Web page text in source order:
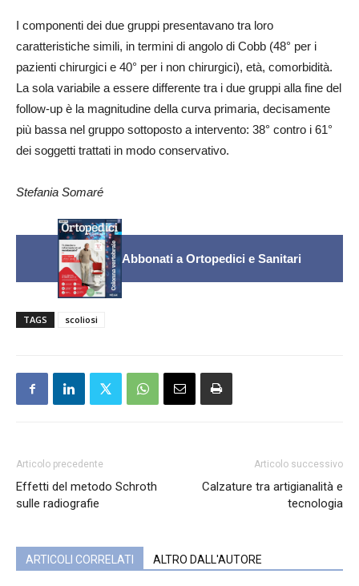
I componenti dei due gruppi presentavano tra loro
caratteristiche simili, in termini di angolo di Cobb (48° per i
pazienti chirurgici e 40° per i non chirurgici), età, comorbidità.
La sola variabile a essere differente tra i due gruppi alla fine del
follow-up è la magnitudine della curva primaria, decisamente
più bassa nel gruppo sottoposto a intervento: 38° contro i 61°
dei soggetti trattati in modo conservativo.
Stefania Somaré
Abbonati a Ortopedici e Sanitari
TAGS scoliosi
Articolo precedente
Effetti del metodo Schroth
sulle radiografie
Articolo successivo
Calzature tra artigianalità e
tecnologia
ARTICOLI CORRELATI ALTRO DALL'AUTORE